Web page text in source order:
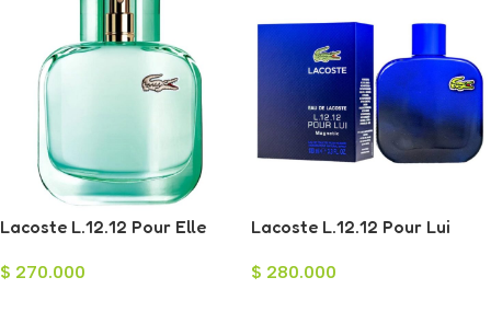
Lacoste L.12.12 Pour Elle
$ 270.000
Lacoste L.12.12 Pour Lui
para Hombre 100ml
$ 280.000